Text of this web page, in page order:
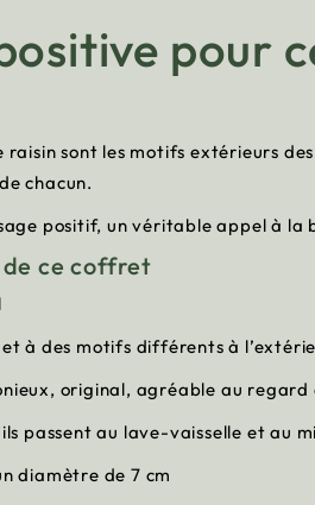
pour
raisin sont les motifs extérieurs
chacun.
positif, un véritable appel à la
ce coffret
à des motifs différents à
original, agréable au
passent au lave-vaisselle et au
diamètre de 7 cm